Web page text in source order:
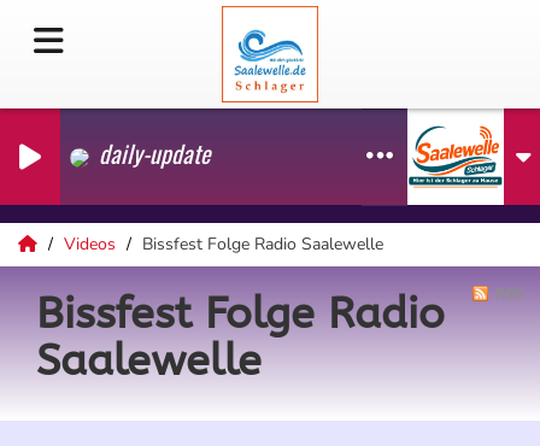
daily-update
Videos Bissfest Folge Radio Saalewelle
Bissfest Folge Radio
Saalewelle
RSS